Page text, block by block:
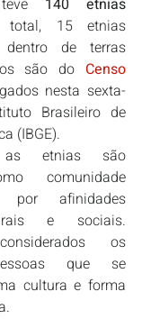
total, 15 etnias
dentro de terras
são do Censo
nesta sexta-
Brasileiro de
(IBGE).
etnias são
comunidade
por afinidades
e sociais.
os
que se
cultura e forma